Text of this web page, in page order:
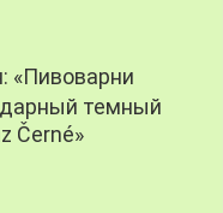
«Пивоварни
темный
Černé»